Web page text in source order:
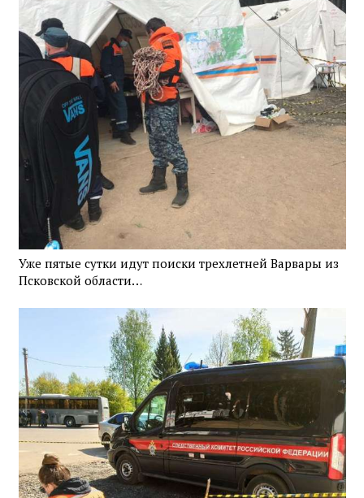
Уже пятые сутки идут поиски трехлетней Варвары из
Псковской области…